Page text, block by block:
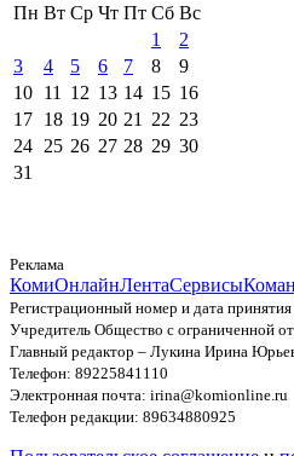
Пн Вт Ср Чт Пт Сб Вс
1
2
3
4 5 6 7 8
9
10 11 12 13 14 15 16
17 18 19 20 21 22 23
24 25 26 27 28 29 30
31
Реклама
КомиОнлайнЛентаСервисы
Регистрационный номер и дата
Учредитель Общество с ограниченной
Главный редактор – Лукина Ирина
Телефон: 89225841110
Электронная почта: irina@komionline.ru
Телефон редакции: 89634880925